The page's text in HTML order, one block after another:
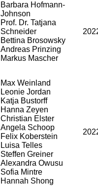
Barbara Hofmann-
Johnson
Prof. Dr. Tatjana
Schneider
Bettina Brosowsky
Andreas Prinzing
Markus Mascher
Max Weinland
Leonie Jordan
Katja Bustorff
Hanna Zeyen
Christian Elster
Angela Schoop
Felix Koberstein
Luisa Telles
Steffen Greiner
Alexandra Owusu
Sofia Mintre
Hannah Shong